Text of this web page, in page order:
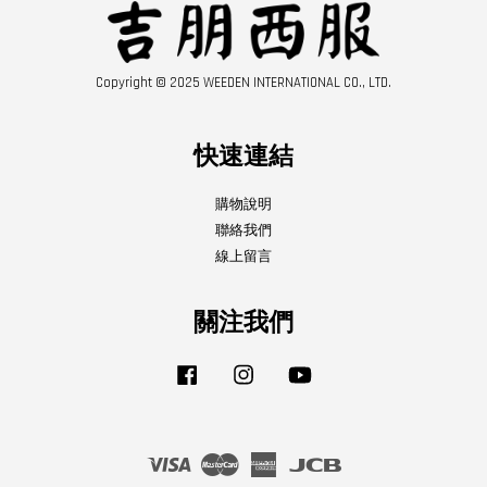
Copyright © 2025 WEEDEN INTERNATIONAL CO., LTD.
快速連結
購物說明
聯絡我們
線上留言
關注我們
Facebook Instagram
Visa Master
American